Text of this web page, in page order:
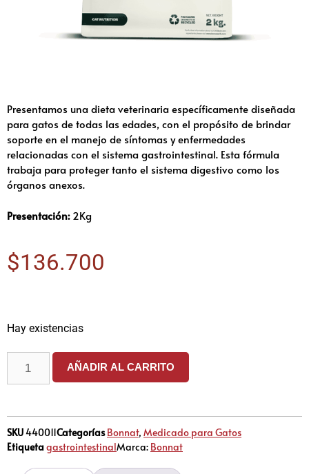
Presentamos una dieta veterinaria específicamente diseñada
para gatos de todas las edades, con el propósito de brindar
soporte en el manejo de síntomas y enfermedades
relacionadas con el sistema gastrointestinal. Esta fórmula
trabaja para proteger tanto el sistema digestivo como los
órganos anexos.
Presentación:2Kg
$136.700
Hay existencias
AÑADIR AL CARRITO
SKU440011Categorías Bonnat, Medicado para Gatos
EtiquetagastrointestinalMarca: Bonnat